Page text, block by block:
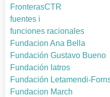
FronterasCTR
fuentes i
funciones racionales
Fundacion Ana Bella
Fundación Gustavo Bueno
Fundación Iatros
Fundación Letamendi-
Fundacion March